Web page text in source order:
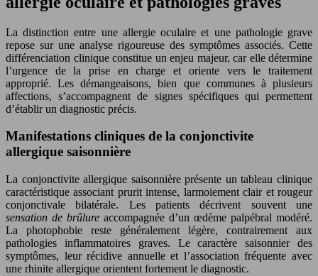
La distinction entre une allergie oculaire et une pathologie grave
repose sur une analyse rigoureuse des symptômes associés. Cette
différenciation clinique constitue un enjeu majeur, car elle détermine
l’urgence de la prise en charge et oriente vers le traitement
approprié. Les démangeaisons, bien que communes à plusieurs
affections, s’accompagnent de signes spécifiques qui permettent
d’établir un diagnostic précis.
Manifestations cliniques de la conjonctivite
allergique saisonnière
La conjonctivite allergique saisonnière présente un tableau clinique
caractéristique associant prurit intense, larmoiement clair et rougeur
conjonctivale bilatérale. Les patients décrivent souvent une
sensation de brûlure accompagnée d’un œdème palpébral modéré.
La photophobie reste généralement légère, contrairement aux
pathologies inflammatoires graves. Le caractère saisonnier des
symptômes, leur récidive annuelle et l’association fréquente avec
une rhinite allergique orientent fortement le diagnostic.